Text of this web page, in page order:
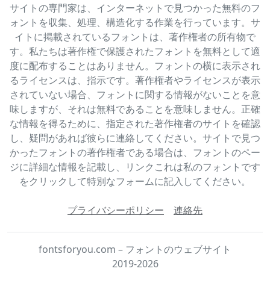
サイトの専門家は、インターネットで見つかった無料のフ
ォントを収集、処理、構造化する作業を行っています。サ
イトに掲載されているフォントは、著作権者の所有物で
す。私たちは著作権で保護されたフォントを無料として適
度に配布することはありません。フォントの横に表示され
るライセンスは、指示です。著作権者やライセンスが表示
されていない場合、フォントに関する情報がないことを意
味しますが、それは無料であることを意味しません。正確
な情報を得るために、指定された著作権者のサイトを確認
し、疑問があれば彼らに連絡してください。サイトで見つ
かったフォントの著作権者である場合は、フォントのペー
ジに詳細な情報を記載し、リンクこれは私のフォントです
をクリックして特別なフォームに記入してください。
プライバシーポリシー 連絡先
fontsforyou.com – フォントのウェブサイト
2019-2026